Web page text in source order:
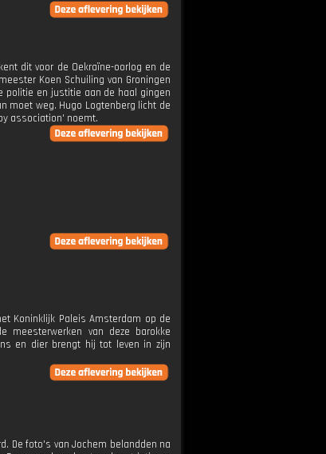
dit voor de Oekraïne-oorlog en de
Koen Schuiling van Groningen
politie en justitie aan de haal gingen
moet weg. Hugo Logtenberg licht de
association' noemt.
Koninklijk Paleis Amsterdam op de
meesterwerken van deze barokke
en dier brengt hij tot leven in zijn
De foto's van Jochem belandden na